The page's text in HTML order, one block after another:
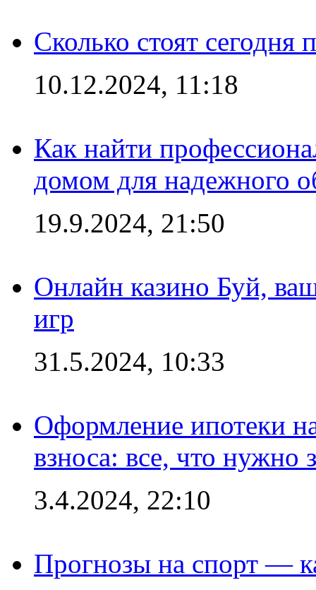
Сколько стоят сегодня
10.12.2024, 11:18
Как найти
домом для надежного
19.9.2024, 21:50
Онлайн казино Буй,
игр
31.5.2024, 10:33
Оформление ипотеки
взноса: все, что нужно
3.4.2024, 22:10
Прогнозы на спорт —